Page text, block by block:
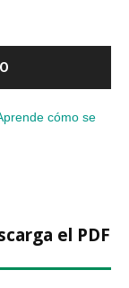
cómo se
el PDF